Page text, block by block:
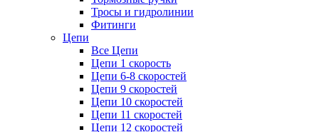
Тросы и гидролинии
Фитинги
Цепи
Все Цепи
Цепи 1 скорость
Цепи 6-8 скоростей
Цепи 9 скоростей
Цепи 10 скоростей
Цепи 11 скоростей
Цепи 12 скоростей